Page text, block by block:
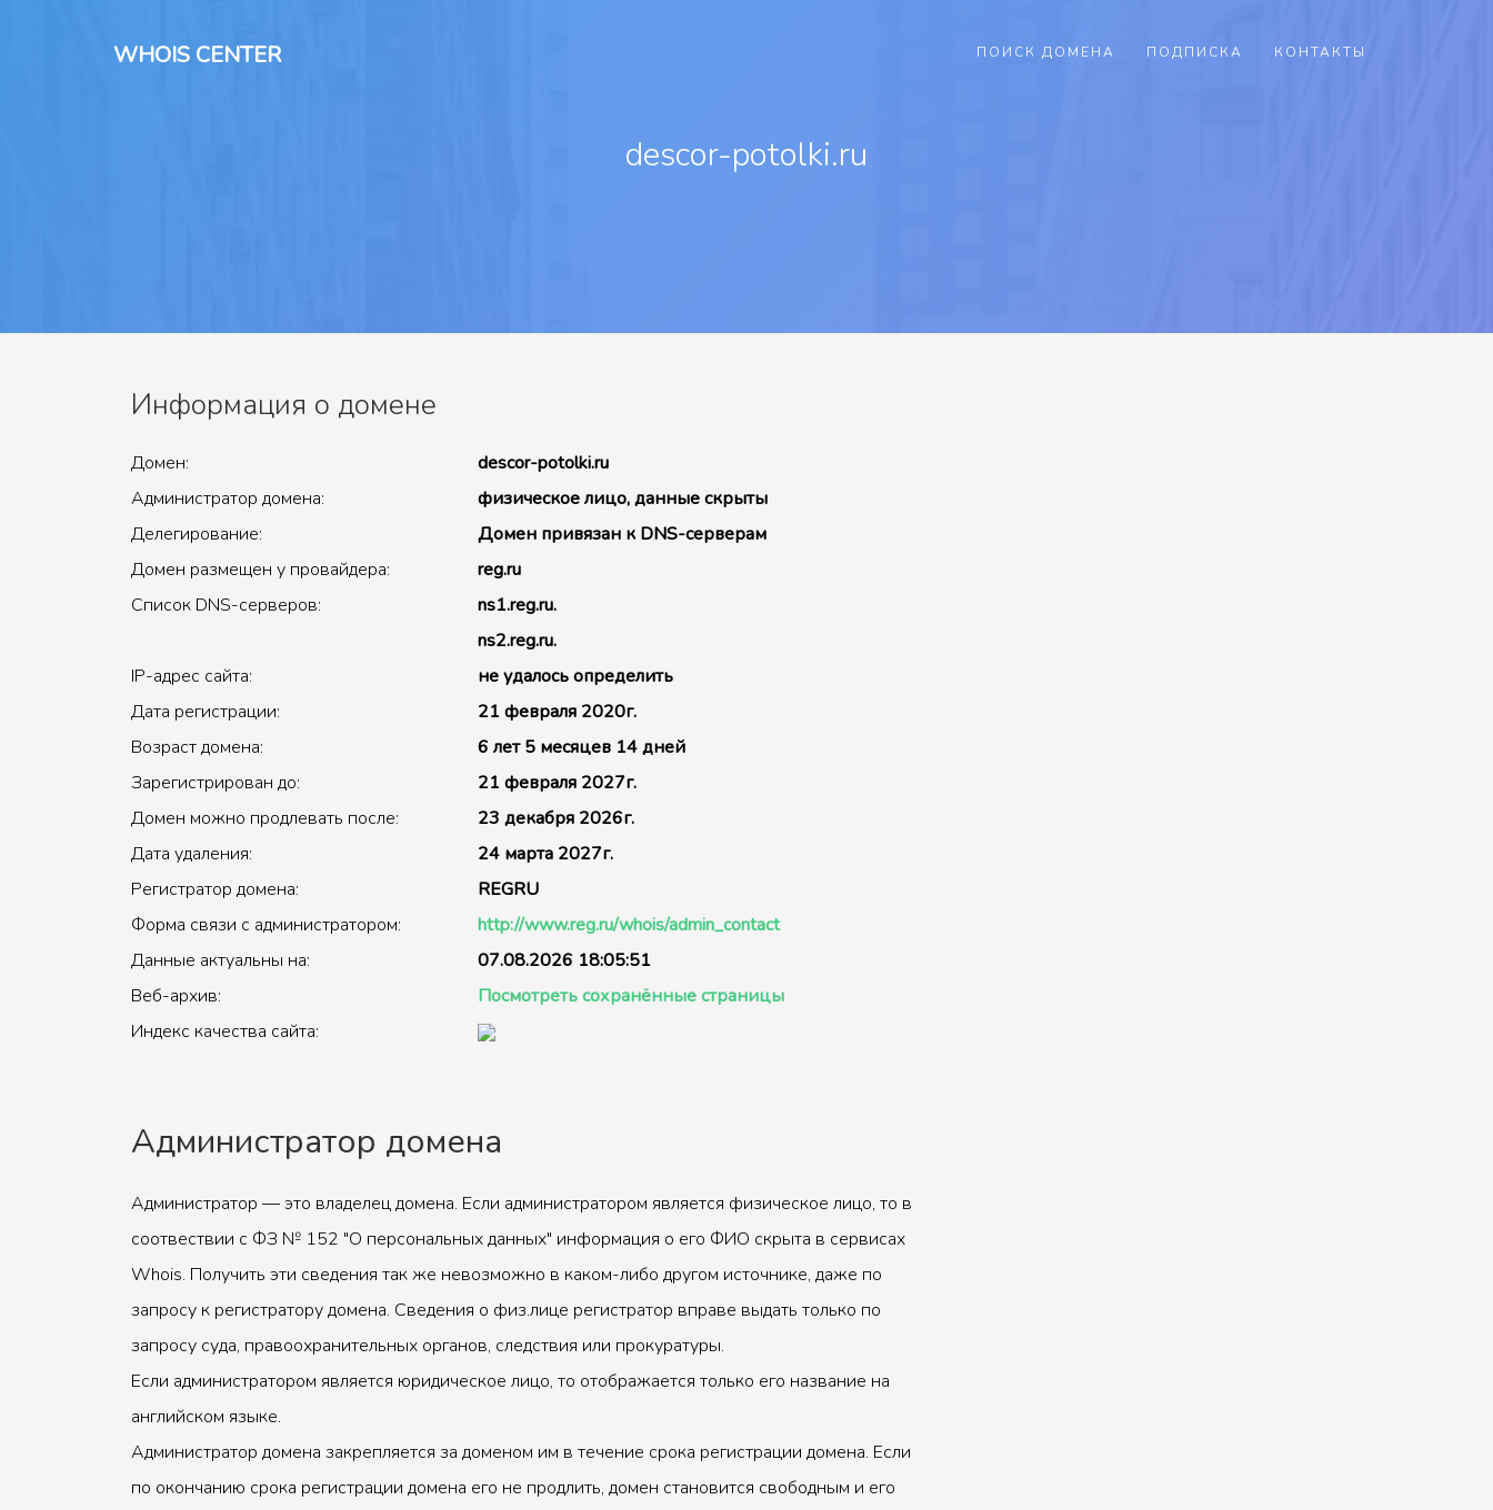
WHOIS CENTER ПОИСК ДОМЕНА ПОДПИСКА КОНТАКТЫ
descor-potolki.ru
Информация о домене
Домен:
descor-potolki.ru
Администратор домена:
физическое лицо, данные скрыты
Делегирование:
Домен привязан к DNS-серверам
Домен размещен у провайдера:
reg.ru
Список DNS-серверов:
ns1.reg.ru.
ns2.reg.ru.
IP-адрес сайта:
не удалось определить
Дата регистрации:
21 февраля 2020г.
Возраст домена:
6 лет 5 месяцев 14 дней
Зарегистрирован до:
21 февраля 2027г.
Домен можно продлевать после:
23 декабря 2026г.
Дата удаления:
24 марта 2027г.
Регистратор домена:
REGRU
Форма связи с администратором:
http://www.reg.ru/whois/admin_contact
Данные актуальны на:
07.08.2026 18:05:51
Веб-архив:
Посмотреть сохранённые страницы
Индекс качества сайта:
Администратор домена
Администратор — это владелец домена. Если администратором является физическое лицо, то в
соотвествии с ФЗ № 152 "О персональных данных" информация о его ФИО скрыта в сервисах
Whois. Получить эти сведения так же невозможно в каком-либо другом источнике, даже по
запросу к регистратору домена. Сведения о физ.лице регистратор вправе выдать только по
запросу суда, правоохранительных органов, следствия или прокуратуры.
Если администратором является юридическое лицо, то отображается только его название на
английском языке.
Администратор домена закрепляется за доменом им в течение срока регистрации домена. Если
по окончанию срока регистрации домена его не продлить, домен становится свободным и его